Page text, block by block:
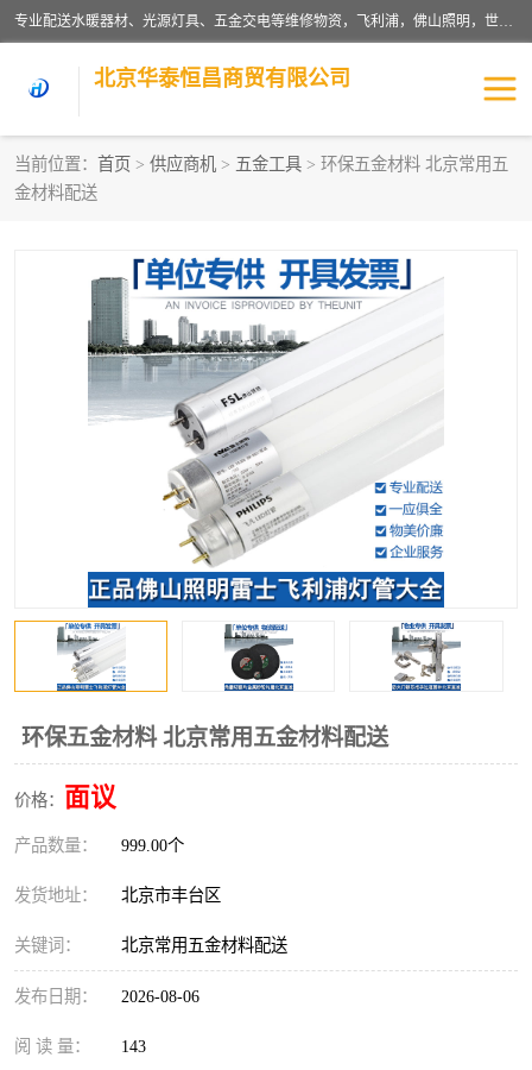
专业配送水暖器材、光源灯具、五金交电等维修物资，飞利浦，佛山照明，世达，博世，九牧，特陶等各产品涉及国内外知名品牌。公司专注与物业、学校、酒店、工厂等单位合作，提供一站式配送服务，降低客户综合成本。依托电子商务改变传统模式，以专业的团队为客户提供24H物资配送到达，货到月结、统一开票，便捷退换等服务，提高了企业的运营效率。
北京华泰恒昌商贸有限公司
当前位置： 首页 > 供应商机 > 五金工具 > 环保五金材料 北京常用五
金材料配送
环保五金材料 北京常用五金材料配送
价格： 面议
产品数量： 999.00个
发货地址： 北京市丰台区
关键词： 北京常用五金材料配送
发布日期： 2026-08-06
阅 读 量： 143
水暖阀门
涂料辅材